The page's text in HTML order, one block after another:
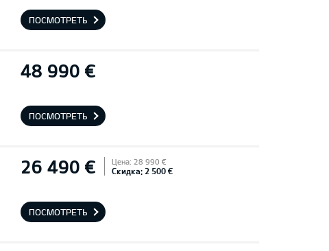
ПОСМОТРЕТЬ
48 990 €
ПОСМОТРЕТЬ
26 490 € Цена: 28 990 €
Скидка: 2 500 €
ПОСМОТРЕТЬ